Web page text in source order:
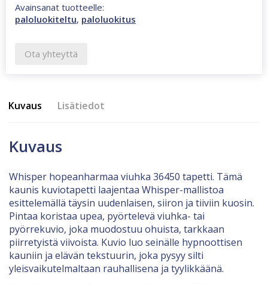
Avainsanat tuotteelle:
paloluokiteltu, paloluokitus
Ota yhteyttä
Kuvaus Lisätiedot
Kuvaus
Whisper hopeanharmaa viuhka 36450 tapetti. Tämä
kaunis kuviotapetti laajentaa Whisper-mallistoa
esittelemällä täysin uudenlaisen, siiron ja tiiviin kuosin.
Pintaa koristaa upea, pyörtelevä viuhka- tai
pyörrekuvio, joka muodostuu ohuista, tarkkaan
piirretyistä viivoista. Kuvio luo seinälle hypnoottisen
kauniin ja elävän tekstuurin, joka pysyy silti
yleisvaikutelmaltaan rauhallisena ja tyylikkäänä.